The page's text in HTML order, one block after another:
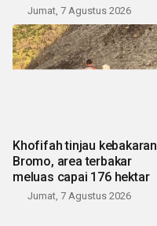
Jumat, 7 Agustus 2026
Khofifah tinjau kebakaran
Bromo, area terbakar
meluas capai 176 hektar
Jumat, 7 Agustus 2026